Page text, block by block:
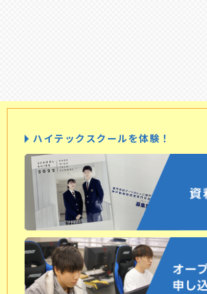
ハイテックスクールを体験！